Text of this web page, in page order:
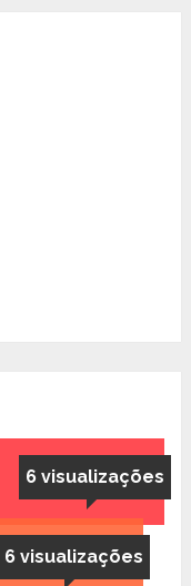
6 visualizações
6 visualizações